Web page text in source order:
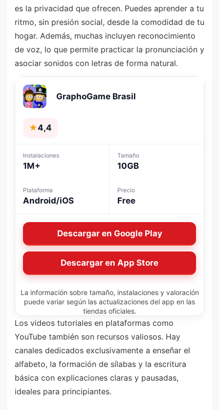
es la privacidad que ofrecen. Puedes aprender a tu
ritmo, sin presión social, desde la comodidad de tu
hogar. Además, muchas incluyen reconocimiento
de voz, lo que permite practicar la pronunciación y
asociar sonidos con letras de forma natural.
GraphoGame Brasil
★4,4
Instalaciones
1M+
Tamaño
10GB
Plataforma
Android/iOS
Precio
Free
Descargar en Google Play
Descargar en App Store
La información sobre tamaño, instalaciones y valoración
puede variar según las actualizaciones del app en las
tiendas oficiales.
Los videos tutoriales en plataformas como
YouTube también son recursos valiosos. Hay
canales dedicados exclusivamente a enseñar el
alfabeto, la formación de sílabas y la escritura
básica con explicaciones claras y pausadas,
ideales para principiantes.